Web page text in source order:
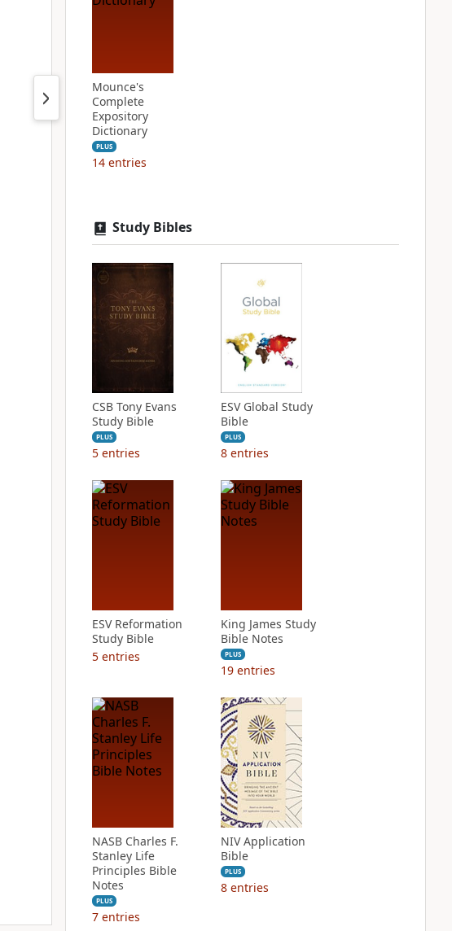
Mounce's
Complete
Expository
Dictionary
PLUS
14 entries
Study Bibles
CSB Tony Evans
Study Bible
PLUS
5 entries
ESV Global Study
Bible
PLUS
8 entries
ESV Reformation
Study Bible
5 entries
King James Study
Bible Notes
PLUS
19 entries
NASB Charles F.
Stanley Life
Principles Bible
Notes
PLUS
7 entries
NIV Application
Bible
PLUS
8 entries